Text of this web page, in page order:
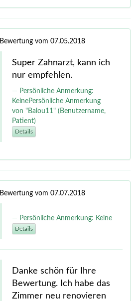
Bewertung vom 07.05.2018
Super Zahnarzt, kann ich
nur empfehlen.
Persönliche Anmerkung:
KeinePersönliche Anmerkung
von "Balou11" (Benutzername,
Patient)
Details
Bewertung vom 07.07.2018
Persönliche Anmerkung: Keine
Details
Danke schön für Ihre
Bewertung. Ich habe das
Zimmer neu renovieren